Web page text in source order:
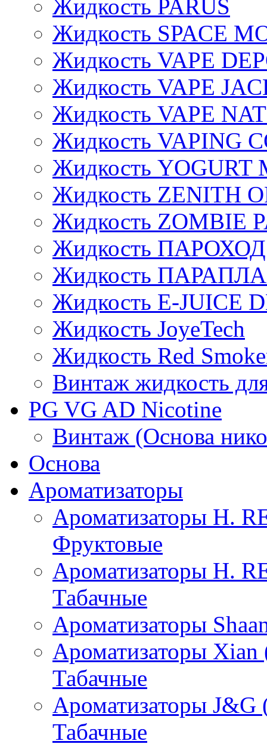
Жидкость PARUS
Жидкость SPACE
Жидкость VAPE
Жидкость VAPE
Жидкость VAPE
Жидкость VAPING
Жидкость YOGURT
Жидкость ZENITH
Жидкость ZOMBIE
Жидкость ПАРОХОД
Жидкость
Жидкость E-JUIСE
Жидкость JoyeTech
Жидкость Red
Винтаж жидкость
PG VG AD Nicotine
Винтаж (Основа
Основа
Ароматизаторы
Ароматизаторы H.
Фруктовые
Ароматизаторы H.
Табачные
Ароматизаторы
Ароматизаторы
Табачные
Ароматизаторы
Табачные